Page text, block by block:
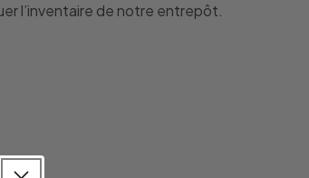
l’inventaire de notre entrepôt.